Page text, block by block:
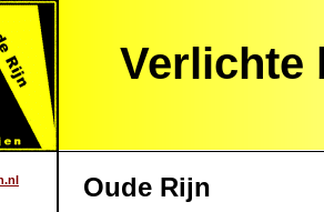
Verlichte
Oude Rijn